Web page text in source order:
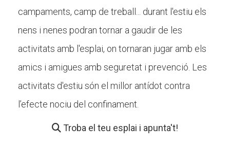
campaments, camp de treball... durant l'estiu els
nens i nenes podran tornar a gaudir de les
activitats amb l'esplai, on tornaran jugar amb els
amics i amigues amb seguretat i prevenció. Les
activitats d'estiu són el millor antídot contra
l’efecte nociu del confinament.
Troba el teu esplai i apunta't!